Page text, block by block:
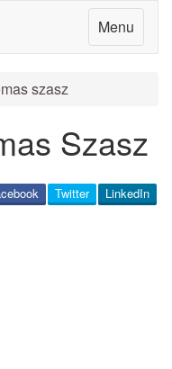
Menu
szasz
Szasz
LinkedIn
Twitter